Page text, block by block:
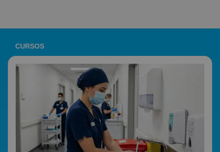
CURSOS